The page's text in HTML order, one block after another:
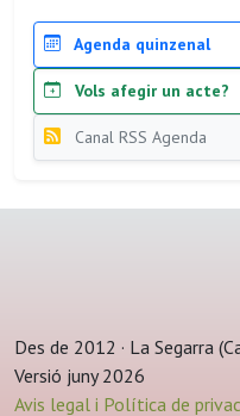
Agenda quinzenal
Vols afegir un acte?
Canal RSS Agenda
Des de 2012 · La Segarra
Versió juny 2026
Avis legal i Política de